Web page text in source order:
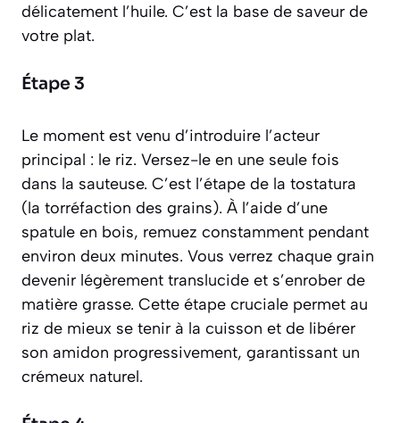
délicatement l’huile. C’est la base de saveur de
votre plat.
Étape 3
Le moment est venu d’introduire l’acteur
principal : le riz. Versez-le en une seule fois
dans la sauteuse. C’est l’étape de la tostatura
(la torréfaction des grains). À l’aide d’une
spatule en bois, remuez constamment pendant
environ deux minutes. Vous verrez chaque grain
devenir légèrement translucide et s’enrober de
matière grasse. Cette étape cruciale permet au
riz de mieux se tenir à la cuisson et de libérer
son amidon progressivement, garantissant un
crémeux naturel.